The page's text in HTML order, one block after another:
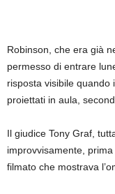
Robinson, che era già
permesso di entrare
risposta visibile quando
proiettati in aula,
Il giudice Tony Graf,
improvvisamente,
filmato che mostrava